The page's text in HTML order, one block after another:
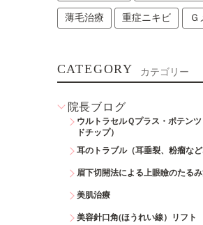
薄毛治療 重症ニキビ Ｇ
CATEGORY カテゴリー
院長ブログ
ウルトラセルＱプラス・ポテン
ドチップ）
耳のトラブル（耳垂裂、粉瘤など
眉下切開法による上眼瞼のたる
美肌治療
美容針口角(ほうれい線）リフト